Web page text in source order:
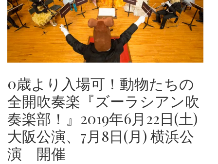
0歳より入場可！動物たちの
全開吹奏楽『ズーラシアン吹
奏楽部！』2019年6月22日(土)
大阪公演、7月8日(月) 横浜公
演 開催